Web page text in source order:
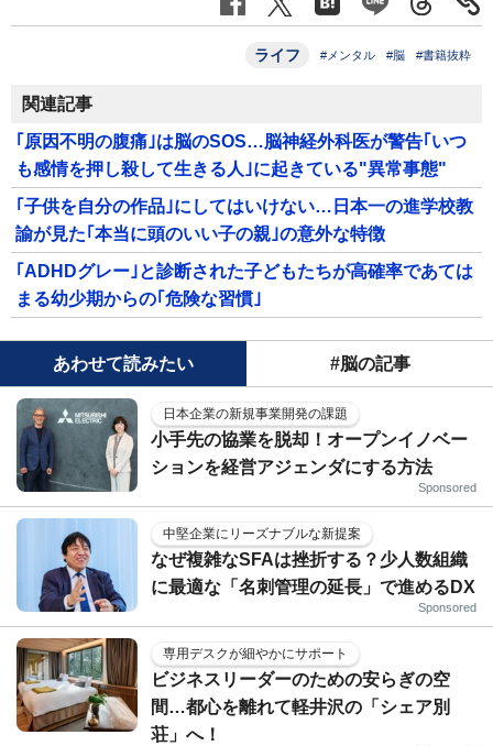
ライフ #メンタル #脳 #書籍抜粋
関連記事
｢原因不明の腹痛｣は脳のSOS…脳神経外科医が警告｢いつ
も感情を押し殺して生きる人｣に起きている"異常事態"
｢子供を自分の作品｣にしてはいけない…日本一の進学校教
諭が見た｢本当に頭のいい子の親｣の意外な特徴
｢ADHDグレー｣と診断された子どもたちが高確率であては
まる幼少期からの｢危険な習慣｣
あわせて読みたい #脳の記事
日本企業の新規事業開発の課題
小手先の協業を脱却！オープンイノベー
ションを経営アジェンダにする方法
Sponsored
中堅企業にリーズナブルな新提案
なぜ複雑なSFAは挫折する？少人数組織
に最適な「名刺管理の延長」で進めるDX
Sponsored
専用デスクが細やかにサポート
ビジネスリーダーのための安らぎの空
間…都心を離れて軽井沢の「シェア別
荘」へ！